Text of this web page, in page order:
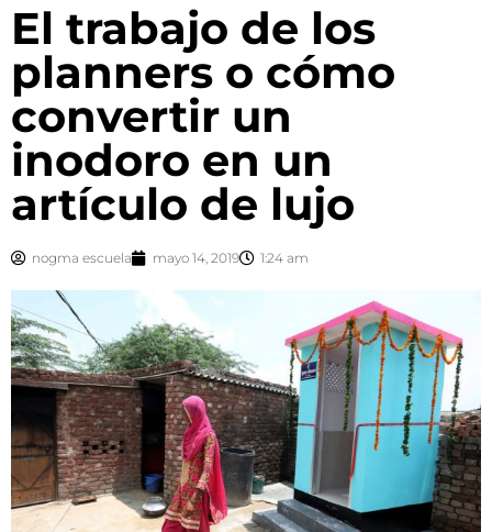
El trabajo de los
planners o cómo
convertir un
inodoro en un
artículo de lujo
nogma escuela mayo 14, 2019 1:24 am